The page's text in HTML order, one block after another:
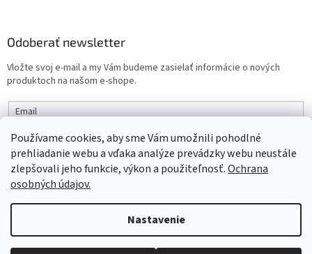
Používame cookies, aby sme Vám umožnili pohodlné
prehliadanie webu a vďaka analýze prevádzky webu neustále
zlepšovali jeho funkcie, výkon a použiteľnosť.Ochrana
osobných údajov.
Nastavenie
Objednaný tovar si môžete prevziať osobne v predajni SELEKTRA,
Odoberať newsletter
Vložte svoj e-mail a my Vám budeme zasielať informácie o nových
produktoch na našom e-shope.
Email
PRIHLÁSIŤ SA